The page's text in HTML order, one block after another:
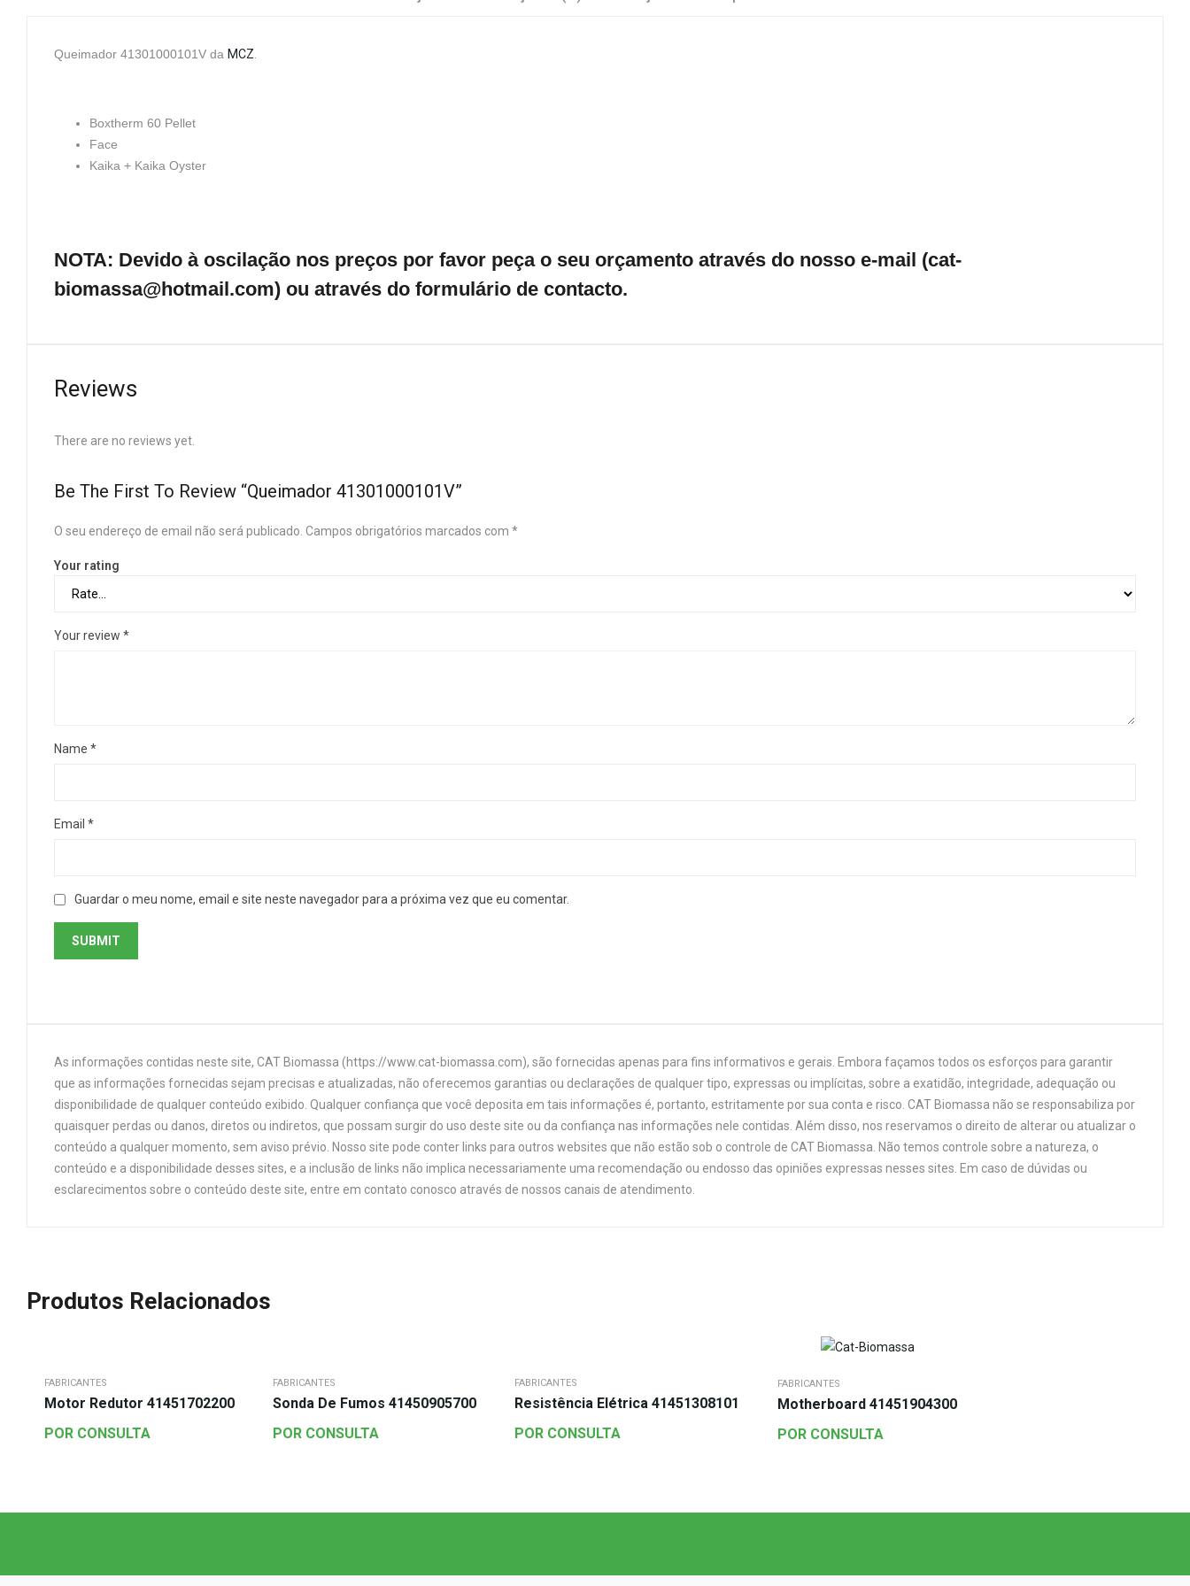
Queimador 41301000101V da MCZ
Boxtherm 60 Pellet
Face
Kaika + Kaika Oyster
NOTA: Devido à oscilação nos preços por favor peça o seu orçamento através do nosso e-mail (cat-
biomassa@hotmail.com) ou através do formulário de contacto.
Reviews
There are no reviews yet.
Be The First To Review “Queimador 41301000101V”
O seu endereço de email não será publicado. Campos obrigatórios marcados com *
Your rating
Your review *
Name *
Email *
Guardar o meu nome, email e site neste navegador para a próxima vez que eu comentar.
As informações contidas neste site, CAT Biomassa (https://www.cat-biomassa.com), são fornecidas apenas para fins informativos e gerais. Embora façamos todos os esforços para garantir
que as informações fornecidas sejam precisas e atualizadas, não oferecemos garantias ou declarações de qualquer tipo, expressas ou implícitas, sobre a exatidão, integridade, adequação ou
disponibilidade de qualquer conteúdo exibido. Qualquer confiança que você deposita em tais informações é, portanto, estritamente por sua conta e risco. CAT Biomassa não se responsabiliza por
quaisquer perdas ou danos, diretos ou indiretos, que possam surgir do uso deste site ou da confiança nas informações nele contidas. Além disso, nos reservamos o direito de alterar ou atualizar o
conteúdo a qualquer momento, sem aviso prévio. Nosso site pode conter links para outros websites que não estão sob o controle de CAT Biomassa. Não temos controle sobre a natureza, o
conteúdo e a disponibilidade desses sites, e a inclusão de links não implica necessariamente uma recomendação ou endosso das opiniões expressas nesses sites. Em caso de dúvidas ou
esclarecimentos sobre o conteúdo deste site, entre em contato conosco através de nossos canais de atendimento.
Produtos Relacionados
FABRICANTES
Motor Redutor 41451702200
POR CONSULTA
FABRICANTES
Sonda De Fumos 41450905700
POR CONSULTA
FABRICANTES
Resistência Elétrica 41451308101
POR CONSULTA
FABRICANTES
Motherboard 41451904300
POR CONSULTA